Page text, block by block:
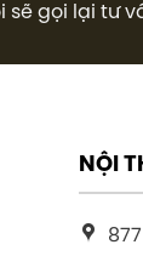
sẽ gọi lại tư
NỘI